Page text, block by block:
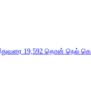
19,592 தொன் நெல்